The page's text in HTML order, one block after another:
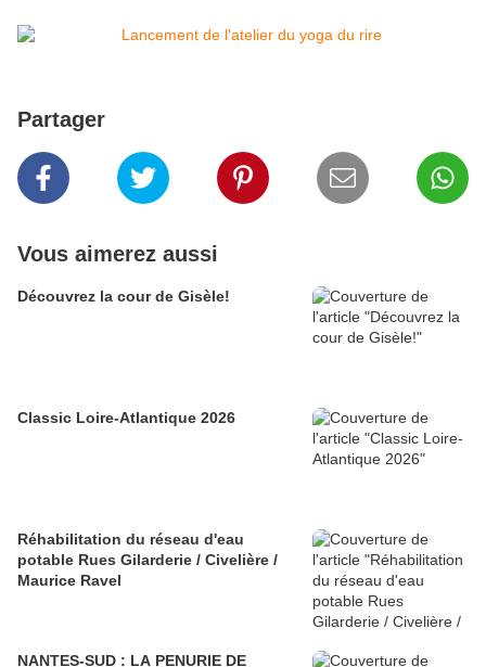
Partager
Vous aimerez aussi
Découvrez la cour de Gisèle!
Classic Loire-Atlantique 2026
Réhabilitation du réseau d'eau
potable Rues Gilarderie / Civelière /
Maurice Ravel
NANTES-SUD : LA PENURIE DE